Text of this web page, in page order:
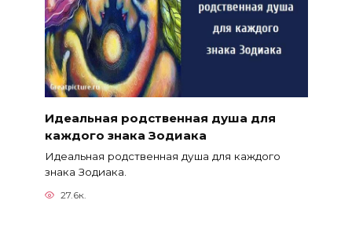
Идеальная родственная душа для
каждого знака Зодиака
Идеальная родственная душа для каждого
знака Зодиака.
27.6к.